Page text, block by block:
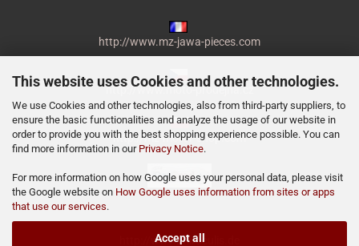
This website uses Cookies and other technologies.
We use Cookies and other technologies, also from third-party suppliers, to
ensure the basic functionalities and analyze the usage of our website in
order to provide you with the best shopping experience possible. You can
find more information in our Privacy Notice.
For more information on how Google uses your personal data, please visit
the Google website on How Google uses information from sites or apps
that use our services.
Accept all
http://www.mz-jawa-pieces.com
http://www.moto-prodejna.cz
http://mz-motor-shop.com
http://www.miraculis.de